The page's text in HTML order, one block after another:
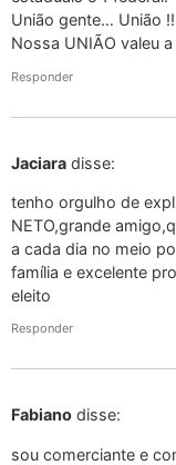
União gente… União
Nossa UNIÃO valeu
Responder
Jaciara disse:
tenho orgulho de
NETO,grande
a cada dia no meio
família e excelente
eleito
Responder
Fabiano disse:
sou comerciante e